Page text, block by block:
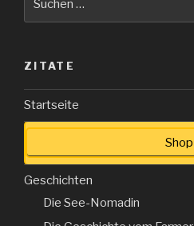
nach:
ZITATE
Startseite
Shop
Geschichten
Die See-Nomadin